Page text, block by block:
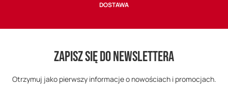
DOSTAWA
ZAPISZ SIĘ DO NEWSLETTERA
Otrzymuj jako pierwszy informacje o nowościach i promocjach.